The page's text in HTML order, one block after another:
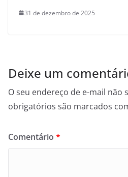
31 de dezembro de 2025
Deixe um
O seu endereço de e-mail não
obrigatórios são marcados
Comentário *